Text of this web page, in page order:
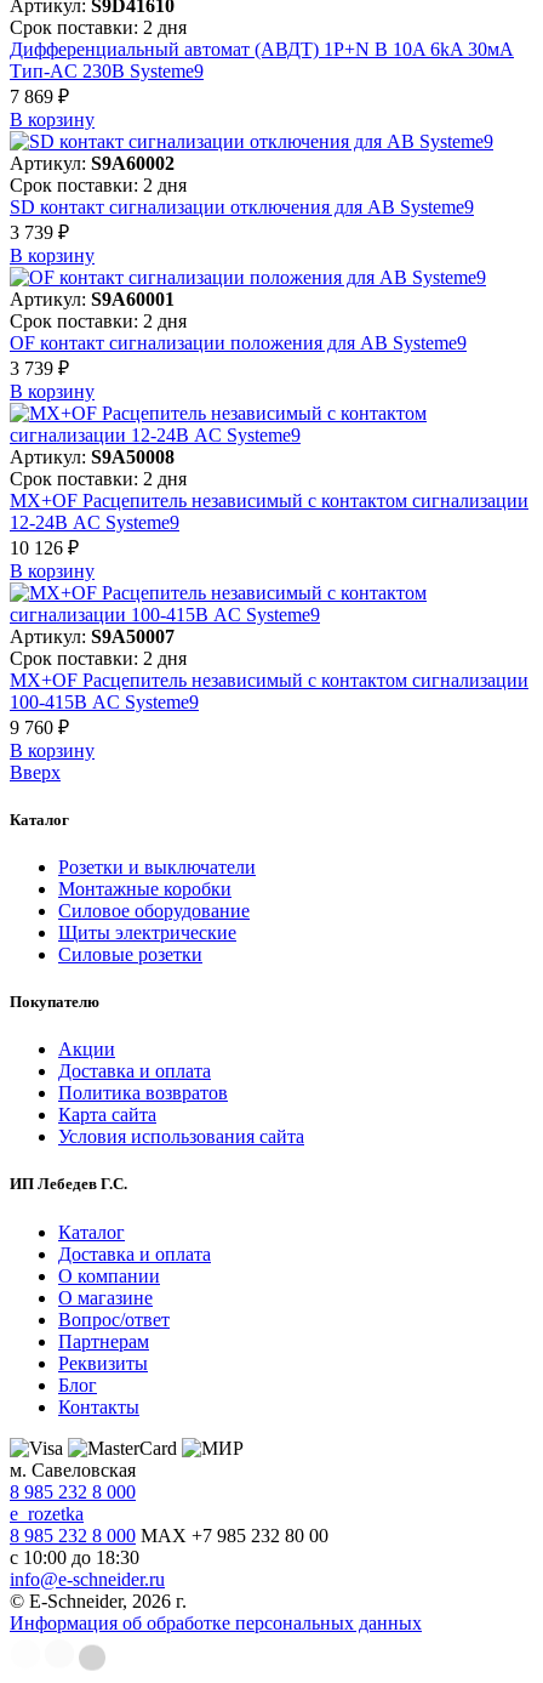
Артикул: S9D41610
Срок поставки: 2 дня
Дифференциальный автомат (АВДТ) 1P+N B 10A 6kA 30мА
Тип-AC 230В Systeme9
7 869 ₽
В корзинy
Артикул: S9A60002
Срок поставки: 2 дня
SD контакт сигнализации отключения для АВ Systeme9
3 739 ₽
В корзинy
Артикул: S9A60001
Срок поставки: 2 дня
OF контакт сигнализации положения для АВ Systeme9
3 739 ₽
В корзинy
Артикул: S9A50008
Срок поставки: 2 дня
MX+OF Расцепитель независимый с контактом сигнализации
12-24В AC Systeme9
10 126 ₽
В корзинy
Артикул: S9A50007
Срок поставки: 2 дня
MX+OF Расцепитель независимый с контактом сигнализации
100-415В AC Systeme9
9 760 ₽
В корзинy
Вверх
Каталог
Розетки и выключатели
Монтажные коробки
Силовое оборудование
Щиты электрические
Силовые розетки
Покупателю
Акции
Доставка и оплата
Политика возвратов
Карта сайта
Условия использования сайта
ИП Лебедев Г.С.
Каталог
Доставка и оплата
О компании
О магазине
Вопрос/ответ
Партнерам
Реквизиты
Блог
Контакты
м. Савеловская
8 985 232 8 000
e_rozetka
8 985 232 8 000 MAX +7 985 232 80 00
с 10:00 до 18:30
info@e-schneider.ru
© E-Schneider, 2026 г.
Информация об обработке персональных данных